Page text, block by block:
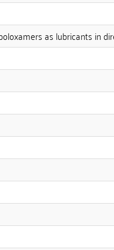
as lubricants in